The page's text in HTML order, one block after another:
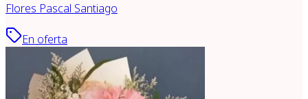
Flores Pascal Santiago
En oferta